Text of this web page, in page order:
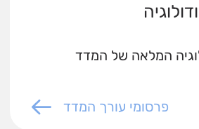
המלאה של המדד
פרסומי עורך המדד